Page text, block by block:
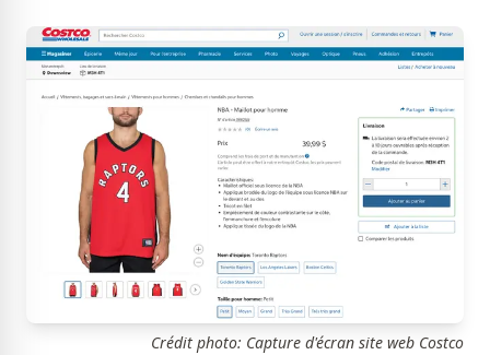
Crédit photo: Capture d'écran site web Costco